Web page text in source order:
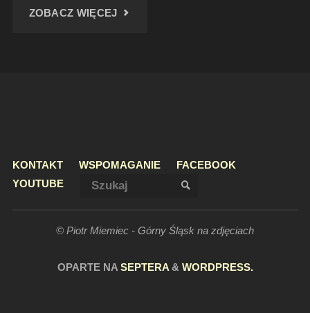
ZOBACZ WIĘCEJ"POMNIK
KONTAKT WSPOMAGANIE
FACEBOOK
YOUTUBE
SZUKAJ
© Piotr Miemiec - Górny Śląsk na zdjęciach
OPARTE NASEPTERA& WORDPRESS.